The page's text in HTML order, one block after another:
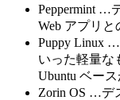
Peppermint …
Web アプリと
Puppy Linux
いった軽量な
Ubuntu ベー
Zorin OS …デ